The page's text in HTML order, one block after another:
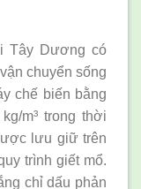
Tây Dương có
chuyển sống
chế biến bằng
m³ trong thời
lưu giữ trên
trình giết mổ.
chỉ dấu phản